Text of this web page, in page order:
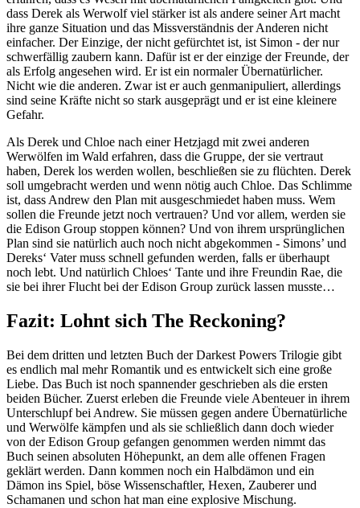
dass Derek als Werwolf viel stärker ist als andere seiner Art macht
ihre ganze Situation und das Missverständnis der Anderen nicht
einfacher. Der Einzige, der nicht gefürchtet ist, ist Simon - der nur
schwerfällig zaubern kann. Dafür ist er der einzige der Freunde, der
als Erfolg angesehen wird. Er ist ein normaler Übernatürlicher.
Nicht wie die anderen. Zwar ist er auch genmanipuliert, allerdings
sind seine Kräfte nicht so stark ausgeprägt und er ist eine kleinere
Gefahr.
Als Derek und Chloe nach einer Hetzjagd mit zwei anderen
Werwölfen im Wald erfahren, dass die Gruppe, der sie vertraut
haben, Derek los werden wollen, beschließen sie zu flüchten. Derek
soll umgebracht werden und wenn nötig auch Chloe. Das Schlimme
ist, dass Andrew den Plan mit ausgeschmiedet haben muss. Wem
sollen die Freunde jetzt noch vertrauen? Und vor allem, werden sie
die Edison Group stoppen können? Und von ihrem ursprünglichen
Plan sind sie natürlich auch noch nicht abgekommen - Simons’ und
Dereks‘ Vater muss schnell gefunden werden, falls er überhaupt
noch lebt. Und natürlich Chloes‘ Tante und ihre Freundin Rae, die
sie bei ihrer Flucht bei der Edison Group zurück lassen musste…
Fazit: Lohnt sich The Reckoning?
Bei dem dritten und letzten Buch der Darkest Powers Trilogie gibt
es endlich mal mehr Romantik und es entwickelt sich eine große
Liebe. Das Buch ist noch spannender geschrieben als die ersten
beiden Bücher. Zuerst erleben die Freunde viele Abenteuer in ihrem
Unterschlupf bei Andrew. Sie müssen gegen andere Übernatürliche
und Werwölfe kämpfen und als sie schließlich dann doch wieder
von der Edison Group gefangen genommen werden nimmt das
Buch seinen absoluten Höhepunkt, an dem alle offenen Fragen
geklärt werden. Dann kommen noch ein Halbdämon und ein
Dämon ins Spiel, böse Wissenschaftler, Hexen, Zauberer und
Schamanen und schon hat man eine explosive Mischung.